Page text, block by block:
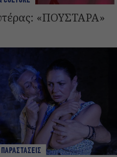
«ΠΟΥΣΤΑΡΑ»